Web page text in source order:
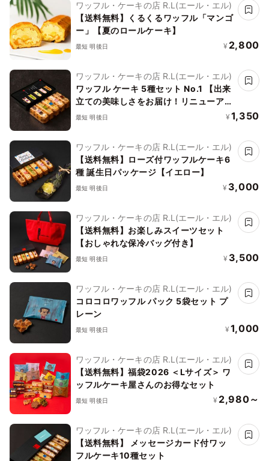
ワッフル・ケーキの店 R.L(エール・エル)
【送料無料】くるくるワッフル「マンゴ
ー」【夏のロールケーキ】
最短 明後日 ¥ 2,800
ワッフル・ケーキの店 R.L(エール・エル)
ワッフル ケーキ 5種セット No.1 【出来
立ての美味しさをお届け！リニューア
ル】
最短 明後日 ¥ 1,350
ワッフル・ケーキの店 R.L(エール・エル)
【送料無料】ローズ付ワッフルケーキ6
種 誕生日パッケージ【イエロー】
最短 明後日 ¥ 3,000
ワッフル・ケーキの店 R.L(エール・エル)
【送料無料】お楽しみスイーツセット
【おしゃれな保冷バッグ付き】
最短 明後日 ¥ 3,500
ワッフル・ケーキの店 R.L(エール・エル)
コロコロワッフル パック 5袋セット プ
レーン
最短 明後日 ¥ 1,000
ワッフル・ケーキの店 R.L(エール・エル)
【送料無料】福袋2026 ＜Lサイズ＞ ワ
ッフルケーキ屋さんのお得なセット
最短 明後日 ¥ 2,980～
ワッフル・ケーキの店 R.L(エール・エル)
【送料無料】 メッセージカード付ワッ
フルケーキ10種セット